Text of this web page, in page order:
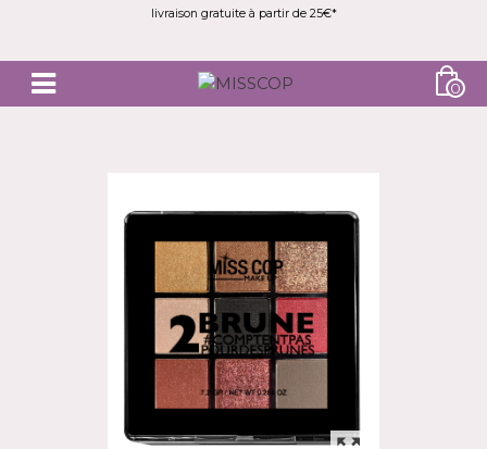
livraison gratuite à partir de 25€*
0